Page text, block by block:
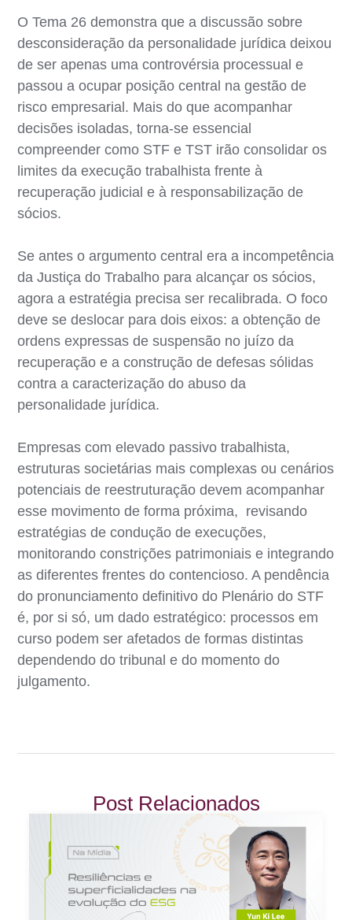
O Tema 26 demonstra que a discussão sobre
desconsideração da personalidade jurídica deixou
de ser apenas uma controvérsia processual e
passou a ocupar posição central na gestão de
risco empresarial. Mais do que acompanhar
decisões isoladas, torna-se essencial
compreender como STF e TST irão consolidar os
limites da execução trabalhista frente à
recuperação judicial e à responsabilização de
sócios.
Se antes o argumento central era a incompetência
da Justiça do Trabalho para alcançar os sócios,
agora a estratégia precisa ser recalibrada. O foco
deve se deslocar para dois eixos: a obtenção de
ordens expressas de suspensão no juízo da
recuperação e a construção de defesas sólidas
contra a caracterização do abuso da
personalidade jurídica.
Empresas com elevado passivo trabalhista,
estruturas societárias mais complexas ou cenários
potenciais de reestruturação devem acompanhar
esse movimento de forma próxima, revisando
estratégias de condução de execuções,
monitorando constrições patrimoniais e integrando
as diferentes frentes do contencioso. A pendência
do pronunciamento definitivo do Plenário do STF
é, por si só, um dado estratégico: processos em
curso podem ser afetados de formas distintas
dependendo do tribunal e do momento do
julgamento.
Post Relacionados